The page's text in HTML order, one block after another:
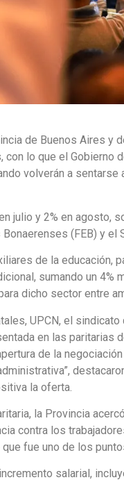
de Buenos Aires y
con lo que el Gobierno
volverán a sentarse
julio y 2% en agosto,
Bonaerenses (FEB) y el
de la educación,
sumando un
dicho sector entre
UPCN, el sindicato
en las paritarias
de la
la oferta.
la Provincia
contra los
fue uno de los
salarial,